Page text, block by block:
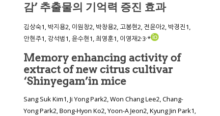
감’ 추출물의 기억력 증진 효과
김상숙1, 박지용2, 이원창2, 박창용2, 고봉현2, 전윤아2, 박경진1,
안현주1, 강석범1, 윤수현1, 최영훈1, 이영재2,3,*
Memory enhancing activity of
extract of new citrus cultivar
‘Shinyegam’in mice
Sang Suk Kim1, Ji Yong Park2, Won Chang Lee2, Chang-
Yong Park2, Bong-Hyon Ko2, Yoon-A Jeon2, Kyung Jin Park1,